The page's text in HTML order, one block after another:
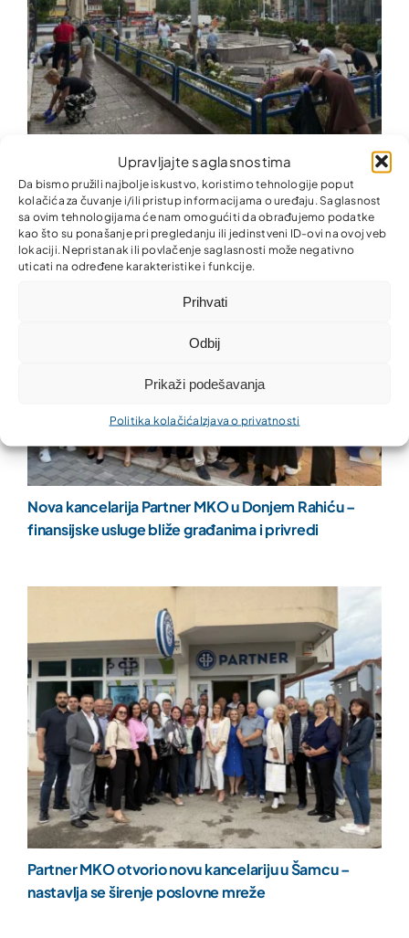
Upravljajte saglasnostima
Da bismo pružili najbolje iskustvo, koristimo tehnologije poput
kolačića za čuvanje i/ili pristup informacijama o uređaju. Saglasnost
sa ovim tehnologijama će nam omogućiti da obrađujemo podatke
kao što su ponašanje pri pregledanju ili jedinstveni ID-ovi na ovoj veb
lokaciji. Nepristanak ili povlačenje saglasnosti može negativno
uticati na određene karakteristike i funkcije.
Prihvati
Odbij
Prikaži podešavanja
Politika kolačića Izjava o privatnosti
Zajedno za ljepšu i uredniju zajednicu!
Nova kancelarija Partner MKO u Donjem Rahiću –
finansijske usluge bliže građanima i privredi
Partner MKO otvorio novu kancelariju u Šamcu –
nastavlja se širenje poslovne mreže